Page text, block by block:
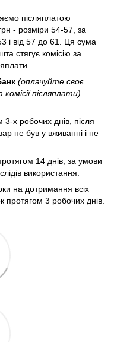
післяплатою
- розміри 54-57, за
і від 57 до 61. Ця сума
стягує комісію за
(оплачуйте своє
післяплати).
х робочих днів, після
не був у вживанні і не
14 днів, за умови
використання.
на дотримання всіх
протягом 3 робочих днів.